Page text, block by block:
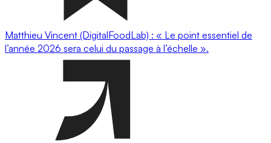
Matthieu Vincent (DigitalFoodLab) : « Le point essentiel de
l’année 2026 sera celui du passage à l’échelle ».